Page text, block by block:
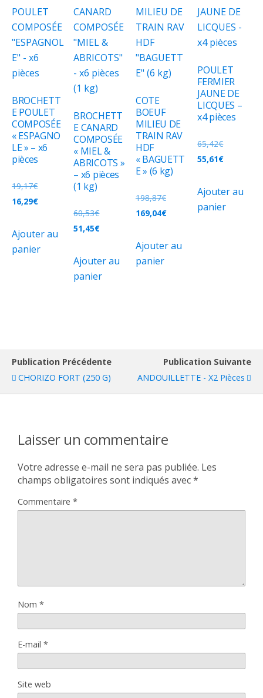
BROCHETT
E POULET
COMPOSÉE
« ESPAGNO
LE » – x6
pièces
19,17€
16,29€
Ajouter au
panier
BROCHETT
E CANARD
COMPOSÉE
« MIEL &
ABRICOTS »
– x6 pièces
(1 kg)
60,53€
51,45€
Ajouter au
panier
COTE
BOEUF
MILIEU DE
TRAIN RAV
HDF
« BAGUETT
E » (6 kg)
198,87€
169,04€
Ajouter au
panier
POULET
FERMIER
JAUNE DE
LICQUES –
x4 pièces
65,42€
55,61€
Ajouter au
panier
Publication Précédente
CHORIZO FORT (250 G)
Publication Suivante
ANDOUILLETTE - X2 Pièces
Laisser un commentaire
Votre adresse e-mail ne sera pas publiée. Les
champs obligatoires sont indiqués avec*
Commentaire *
Nom *
E-mail *
Site web